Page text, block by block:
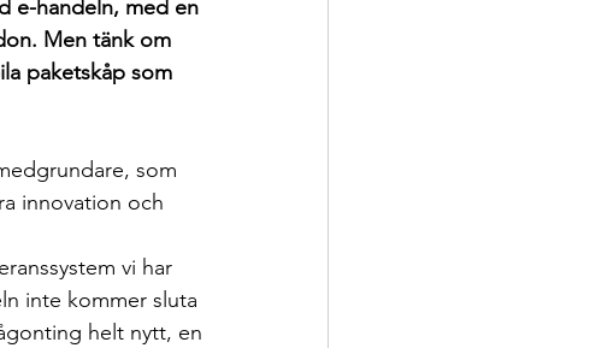
e-handeln, med en
Men tänk om
paketskåp som
som
innovation och
vi har
inte kommer sluta
helt nytt, en